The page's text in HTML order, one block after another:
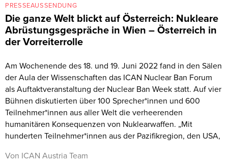
PRESSEAUSSENDUNG
Die ganze Welt blickt auf Österreich: Nukleare
Abrüstungsgespräche in Wien – Österreich in
der Vorreiterrolle
Am Wochenende des 18. und 19. Juni 2022 fand in den Sälen
der Aula der Wissenschaften das ICAN Nuclear Ban Forum
als Auftaktveranstaltung der Nuclear Ban Week statt. Auf vier
Bühnen diskutierten über 100 Sprecher*innen und 600
Teilnehmer*innen aus aller Welt die verheerenden
humanitären Konsequenzen von Nuklearwaffen. „Mit
hunderten Teilnehmer*innen aus der Pazifikregion, den USA,
Von ICAN Austria Team